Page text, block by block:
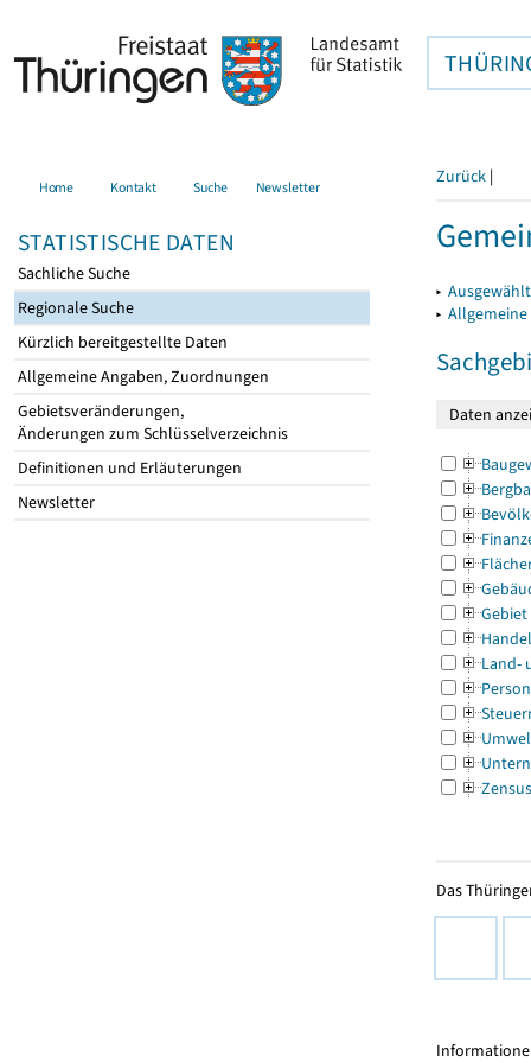
Home Kontakt Suche Newsletter
STATISTISCHE DATEN
Sachliche Suche
Regionale Suche
Kürzlich bereitgestellte Daten
Allgemeine Angaben, Zuordnungen
Gebietsveränderungen,
Änderungen zum Schlüsselverzeichnis
Definitionen und Erläuterungen
Newsletter
Zurück |
▸
▸
Gebiet
Land-
Zensus
Das